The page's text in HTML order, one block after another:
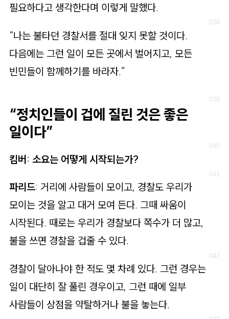
필요하다고 생각한다며 이렇게 말했다.
“나는 불타던 경찰서를 절대 잊지 못할 것이다.
다음에는 그런 일이 모든 곳에서 벌어지고, 모든
빈민들이 함께하기를 바라자.”
“정치인들이 겁에 질린 것은 좋은
일이다”
킴버: 소요는 어떻게 시작되는가?
파리드: 거리에 사람들이 모이고, 경찰도 우리가
모이는 것을 알고 대거 모여 든다. 그때 싸움이
시작된다. 때로는 우리가 경찰보다 쪽수가 더 많고,
불을 쓰면 경찰을 겁줄 수 있다.
경찰이 달아나야 한 적도 몇 차례 있다. 그런 경우는
일이 대단히 잘 풀린 경우이고, 그런 때에 일부
사람들이 상점을 약탈하거나 불을 놓는다.